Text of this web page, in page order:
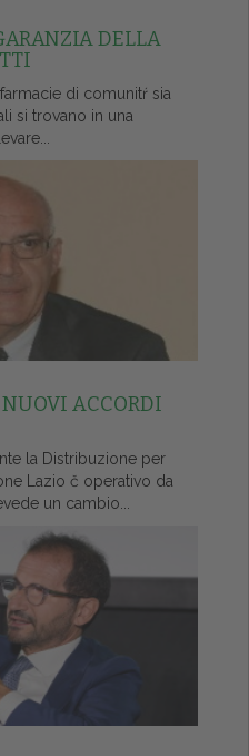
DELLA
di comunitŕ sia
si trovano in una
ACCORDI
la Distribuzione per
Lazio č operativo da
un cambio...